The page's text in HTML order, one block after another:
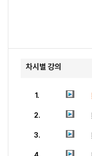
차시별 강의
1.
2.
3.